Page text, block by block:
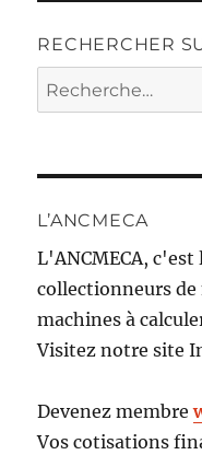
RECHERCHER
Recherche
pour :
L’ANCMECA
L'ANCMECA,
collectionneurs de
machines à
Visitez notre site
Devenez membre
Vos cotisations